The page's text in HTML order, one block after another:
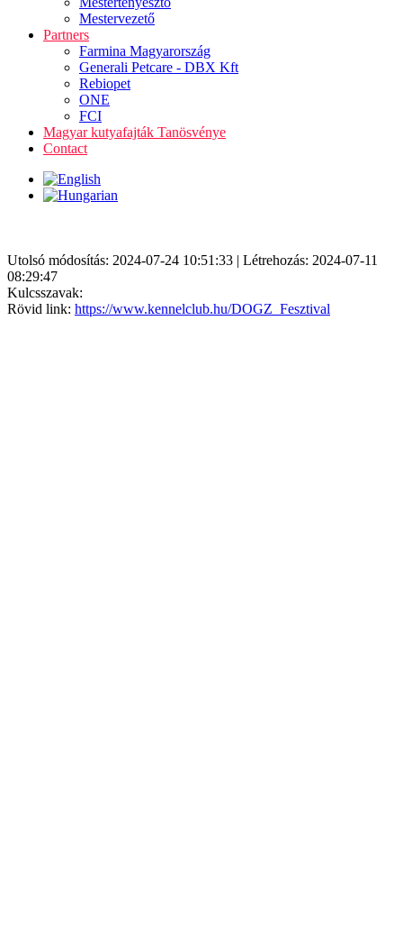
Mestervezető
Partners
Farmina Magyarország
Generali Petcare - DBX Kft
Rebiopet
ONE
FCI
Magyar kutyafajták Tanösvénye
Contact
Utolsó módosítás: 2024-07-24 10:51:33 | Létrehozás: 2024-07-11
08:29:47
Kulcsszavak:
Rövid link: https://www.kennelclub.hu/DOGZ_Fesztival